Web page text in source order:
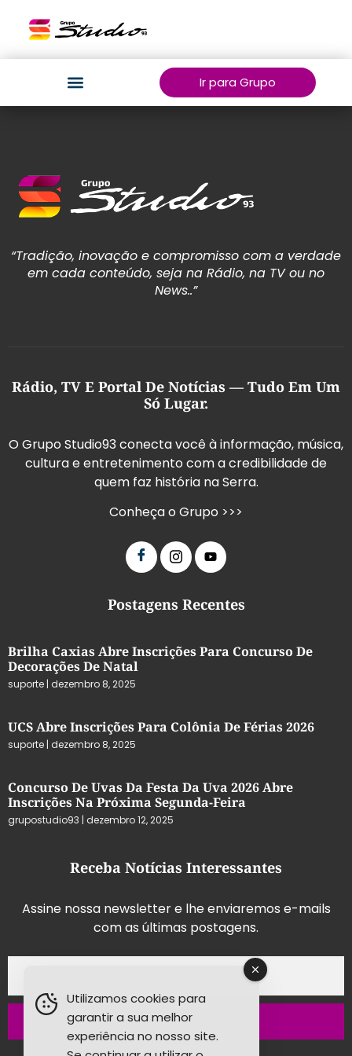
Ir para Grupo
“Tradição, inovação e compromisso com a verdade
em cada conteúdo, seja na Rádio, na TV ou no
News..”
Rádio, TV E Portal De Notícias — Tudo Em Um
Só Lugar.
O Grupo Studio93 conecta você à informação, música,
cultura e entretenimento com a credibilidade de
quem faz história na Serra.
Conheça o Grupo >>>
Postagens Recentes
Brilha Caxias Abre Inscrições Para Concurso De
Decorações De Natal
suporte dezembro 8, 2025
UCS Abre Inscrições Para Colônia De Férias 2026
suporte dezembro 8, 2025
Concurso De Uvas Da Festa Da Uva 2026 Abre
Inscrições Na Próxima Segunda-Feira
grupostudio93 dezembro 12, 2025
Receba Notícias Interessantes
Assine nossa newsletter e lhe enviaremos e-mails
com as últimas postagens.
Inscrever-se
Utilizamos cookies para
garantir a sua melhor
experiência no nosso site.